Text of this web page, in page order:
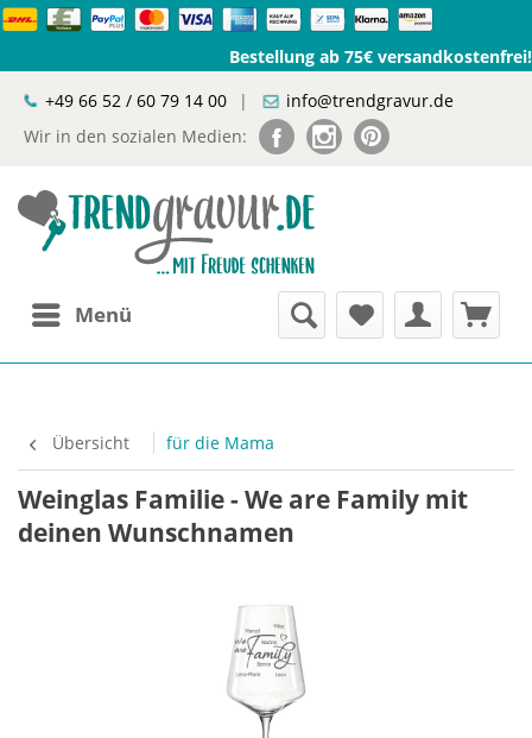
Bestellung ab 75€ versandkostenfrei!
+49 66 52 / 60 79 14 00
|
info@trendgravur.de
Wir in den sozialen Medien:
Menü
Übersicht für die Mama
Weinglas Familie - We are Family mit
deinen Wunschnamen